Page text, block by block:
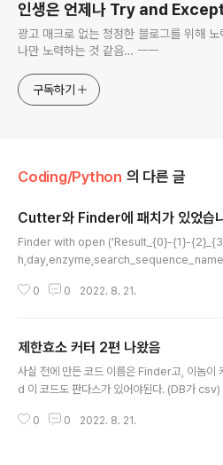
인생은 언제나 Try and
광고 매크로 없는 청정한 블로그를 위해 노
나만 노력하는 것 같음… ㅡㅡ
구독하기
Coding/Python 의 다른 글
Cutter와 Finder에 패치가 있었습
Finder with open ('Result_{0}-{1}-
(search_s..
0 0 2022. 8. 21.
제한효소 커터 2편 나왔음
사실 전에 만든 코드 이름은 Finder고, 이놈
d 이 코드도 판다스가 있어야된다. (DB가
me_table.sort_values('Enzyme') # Finder
0 0 2022. 8. 21.